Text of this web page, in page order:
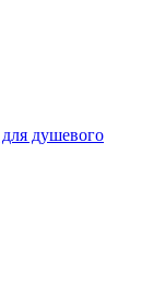
душевого